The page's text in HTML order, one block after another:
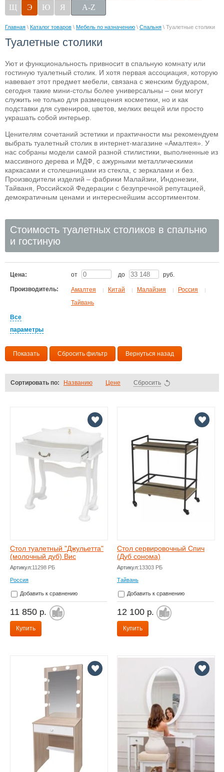
Щ
Э Ю Я A-Z
Главная \ Каталог товаров \ Мебель по назначению \ Спальня \ Туалетные столики
Туалетные столики
Уют и функциональность привносит в спальную комнату или
гостиную туалетный столик. И хотя первая ассоциация, которую
навевает этот предмет мебели, связана с женским будуаром,
сегодня такие мини-столы более универсальны – они могут
служить не только для размещения косметики, но и как
подставки для сувениров, цветов, мелких вещей или просто
украшать собой интерьер.
Ценителям сочетаний эстетики и практичности мы рекомендуем
выбрать туалетный столик в интернет-магазине «Амалтея». У
нас собраны модели самой разной стилистики, выполненные из
массивного дерева и МДФ, с ажурными металлическими
каркасами и столешницами из стекла, с зеркалами и без.
Производители изделий – фабрики Малайзии, Индонезии,
Тайваня, Российской Федерации с безупречной репутацией,
демократичным ценами и интереснейшим ассортиментом.
Стоимость туалетных столиков в спальню
и гостиную
Цена: от до руб.
Производитель: Aмалтея | Китай | Малайзия | Россия |
Тайвань
Все
параметры
Показать Сбросить фильтр Вернуться назад
Сортировать по: Названию Цене Сбросить
Стол туалетный "Джульетта"
(молочный дуб) Вис
Артикул:11298 РБ
Россия
Добавить к сравнению
11 850 р.
Купить
Стол сервировочный Спич
(Дуб сонома)
Артикул:13303 РБ
Тайвань
Добавить к сравнению
12 100 р.
Купить